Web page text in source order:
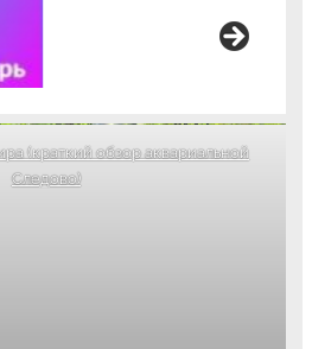
(краткий обзор аквариальной
Следово)